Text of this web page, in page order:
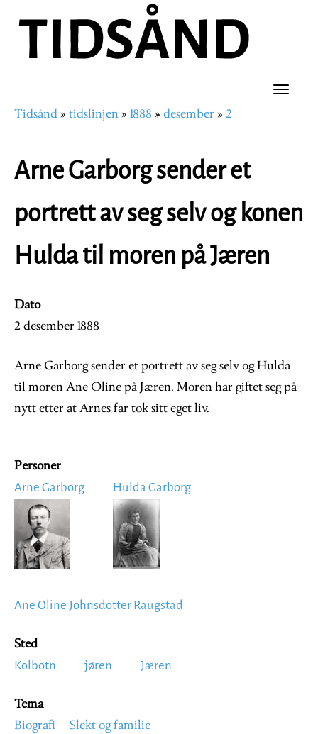
hovedinnhold
Toggle
Navigasjonssti
Tidsånd tidslinjen 1888 desember 2
Arne Garborg sender et
portrett av seg selv og konen
Hulda til moren på Jæren
Dato
2 desember 1888
Arne Garborg sender et portrett av seg selv og Hulda
til moren Ane Oline på Jæren. Moren har giftet seg på
nytt etter at Arnes far tok sitt eget liv.
Personer
Arne Garborg
Image
Hulda Garborg
Image
Ane Oline Johnsdotter Raugstad
Sted
Kolbotn
jøren Jæren
Tema
Biografi
Slekt og familie